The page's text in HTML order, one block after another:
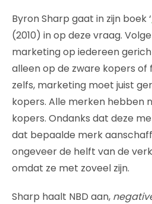
Byron Sharp gaat in zijn boek ‘
(2010) in op deze vraag.
marketing op iedereen
alleen op de zware kopers of
zelfs, marketing moet juist
kopers. Alle merken hebben
kopers. Ondanks dat deze
dat bepaalde merk
ongeveer de helft van de
omdat ze met zoveel zijn.
Sharp haalt NBD aan,